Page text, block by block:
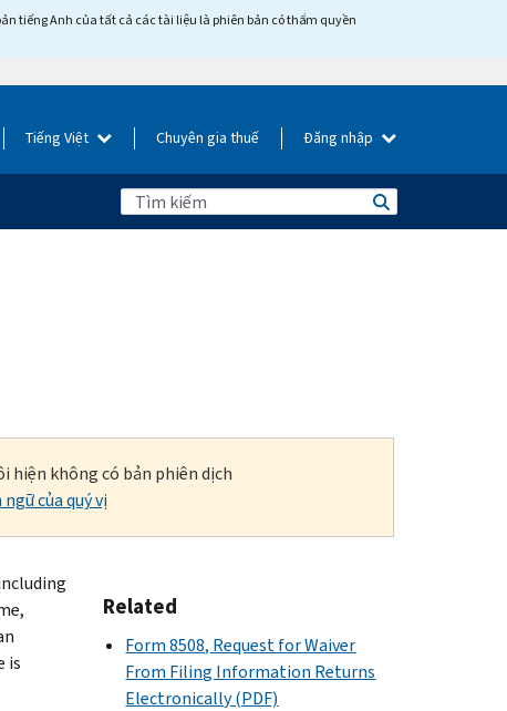
tiếng Anh của tất cả các tài liệu là phiên bản có thẩm quyền
Tiếng Việt Chuyên gia thuế Đăng nhập
hiện không có bản phiên dịch
của quý vị
is
Related
Form 8508, Request for Waiver
From Filing Information Returns
Electronically (PDF)